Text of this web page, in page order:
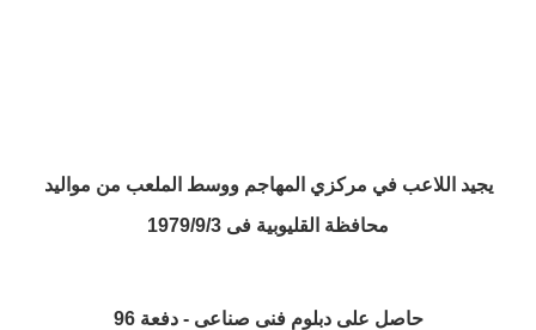
يجيد اللاعب في مركزي المهاجم ووسط الملعب من مواليد
محافظة القليوبية فى 1979/9/3
حاصل على دبلوم فنى صناعى - دفعة 96